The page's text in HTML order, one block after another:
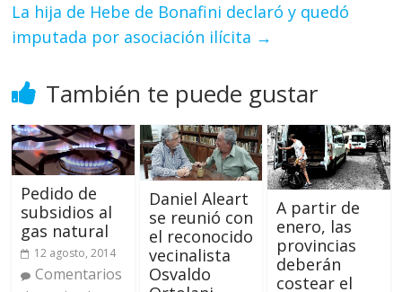
La hija de Hebe de Bonafini declaró y quedó
imputada por asociación ilícita →
También te puede gustar
Pedido de
subsidios al
gas natural
12 agosto, 2014
Comentarios
Daniel Aleart
se reunió con
el reconocido
vecinalista
Osvaldo
A partir de
enero, las
provincias
deberán
costear el